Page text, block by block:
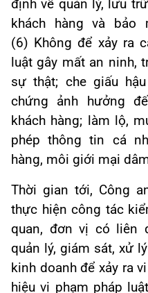
định về quản lý, lưu
khách hàng và
(6) Không để xảy ra
luật gây mất an ninh,
sự thật; che giấu
chứng ảnh hưởng
khách hàng;
làm lộ,
phép thông tin cá
hàng, môi giới mại
Thời gian tới, Công
thực hiện công tác
quan, đơn vị có liên
quản lý, giám sát, xử
kinh doanh để xảy ra
hiệu vi phạm pháp